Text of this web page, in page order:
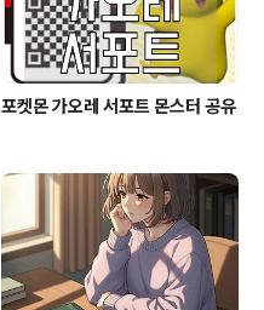
포켓몬 가오레 서포트 몬스터 공유